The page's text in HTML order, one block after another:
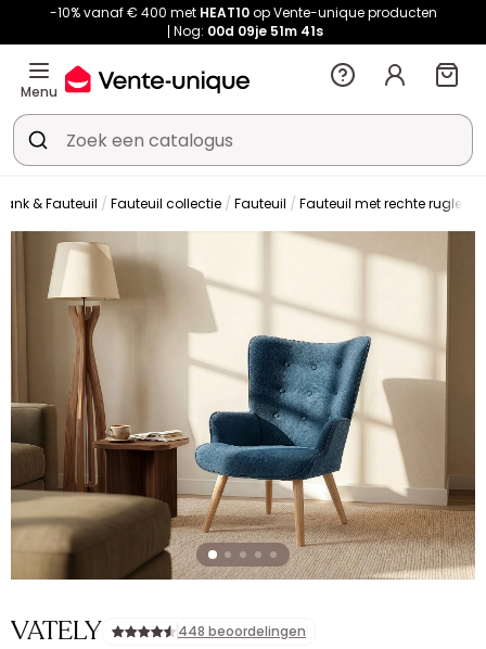
-10% vanaf € 400 met HEAT10op Vente-unique producten
Nog: 00d 09je 51m 40s
Menu
& Fauteuil Fauteuil collectie Fauteuil Fauteuil met rechte
VATELY 448 beoordelingen